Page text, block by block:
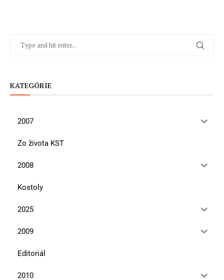
KATEGÓRIE
2007
Zo života KST
2008
Kostoly
2025
2009
Editoriál
2010